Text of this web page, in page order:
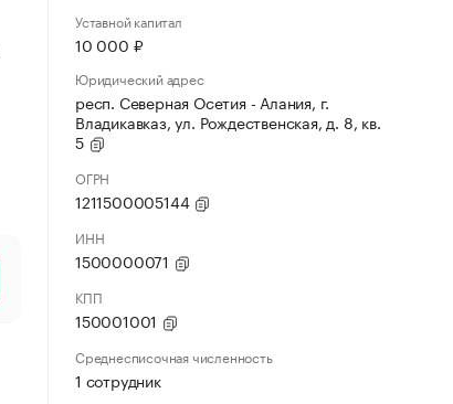
Уставной капитал
10 000 ₽
Юридический адрес
респ. Северная Осетия - Алания, г.
Владикавказ, ул. Рождественская, д. 8, кв.
5
ОГРН
1211500005144
ИНН
1500000071
КПП
150001001
Среднесписочная численность
1 сотрудник